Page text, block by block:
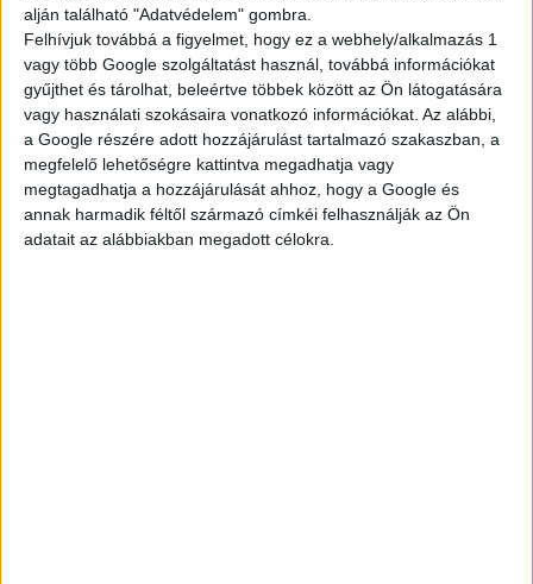
alján található "Adatvédelem" gombra.
Felhívjuk továbbá a figyelmet, hogy ez a webhely/alkalmazás 1
vagy több Google szolgáltatást használ, továbbá információkat
gyűjthet és tárolhat, beleértve többek között az Ön látogatására
vagy használati szokásaira vonatkozó információkat. Az alábbi,
a Google részére adott hozzájárulást tartalmazó szakaszban, a
megfelelő lehetőségre kattintva megadhatja vagy
megtagadhatja a hozzájárulását ahhoz, hogy a Google és
annak harmadik féltől származó címkéi felhasználják az Ön
adatait az alábbiakban megadott célokra.
AKTUÁLIS
AJÁNLATAINK